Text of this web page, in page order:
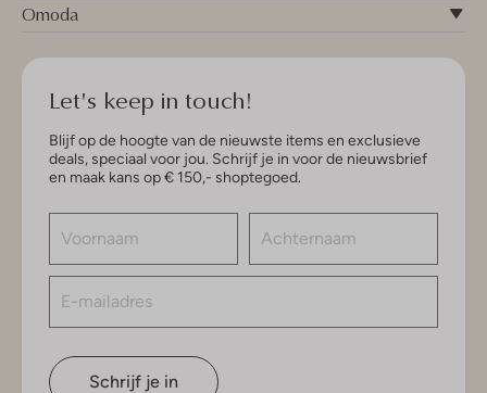
Omoda
Let's keep in touch!
Blijf op de hoogte van de nieuwste items en exclusieve
deals, speciaal voor jou. Schrijf je in voor de nieuwsbrief
en maak kans op € 150,- shoptegoed.
Schrijf je in